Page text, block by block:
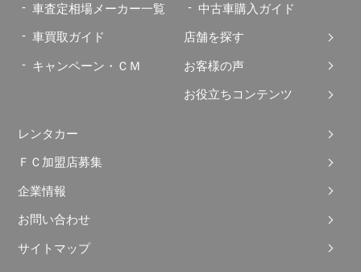
車査定相場メーカー一覧
車買取ガイド
キャンペーン・ＣＭ
中古車購入ガイド
店舗を探す
お客様の声
お役立ちコンテンツ
レンタカー
ＦＣ加盟店募集
企業情報
お問い合わせ
サイトマップ